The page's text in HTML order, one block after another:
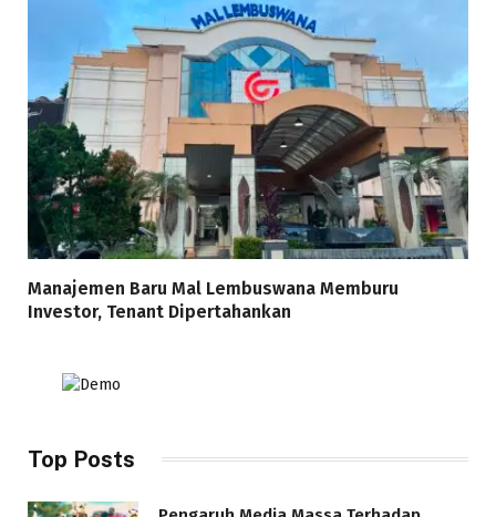
Manajemen Baru Mal Lembuswana Memburu
Investor, Tenant Dipertahankan
Top Posts